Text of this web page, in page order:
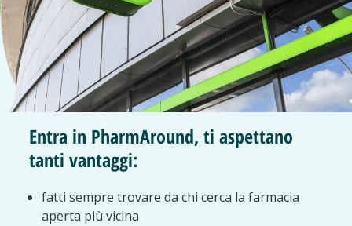
Entra in PharmAround, ti aspettano
tanti vantaggi:
fatti sempre trovare da chi cerca la farmacia
aperta più vicina